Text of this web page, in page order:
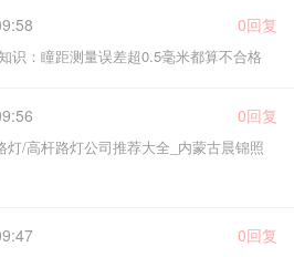
0回复
识：瞳距测量误差超0.5毫米都算不合格
0回复
灯/高杆路灯公司推荐大全_内蒙古晨锦照
0回复